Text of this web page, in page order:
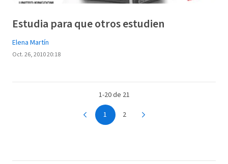
Estudia para que otros estudien
Elena Martín
Oct. 26, 2010 20:18
1-20 de 21
1
2